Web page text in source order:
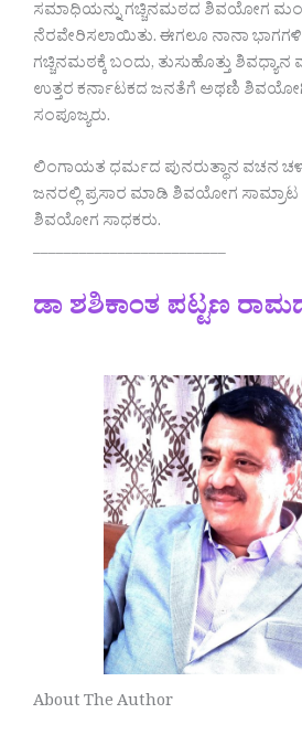
ಸಮಾಧಿಯನ್ನು ಗಚ್ಚಿನಮಠದ ಶಿವಯೋಗ
ನೆರವೇರಿಸಲಾಯಿತು. ಈಗಲೂ ನಾನಾ
ಗಚ್ಚಿನಮಠಕ್ಕೆ ಬಂದು, ತುಸುಹೊತ್ತು
ಉತ್ತರ ಕರ್ನಾಟಕದ ಜನತೆಗೆ ಅಥಣಿ
ಸಂಪೂಜ್ಯರು.
ಲಿಂಗಾಯತ ಧರ್ಮದ ಪುನರುತ್ಥಾನ ವಚನ
ಜನರಲ್ಲಿ ಪ್ರಸಾರ ಮಾಡಿ ಶಿವಯೋಗ ಸಾಮ್ರಾಟ
ಶಿವಯೋಗ ಸಾಧಕರು.
_________________________
ಡಾ ಶಶಿಕಾಂತ ಪಟ್ಟಣ
About The Author